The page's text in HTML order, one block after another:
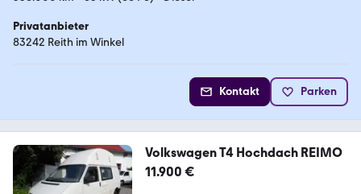
Privatanbieter
83242 Reith im Winkel
Kontakt Parken
Volkswagen T4 Hochdach REIMO
11.900 €